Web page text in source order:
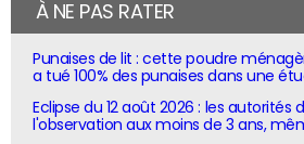
À NE PAS RATER
Punaises de lit : cette poudre
a tué 100% des punaises dans une
Eclipse du 12 août 2026 : les autorités
l'observation aux moins de 3 ans,